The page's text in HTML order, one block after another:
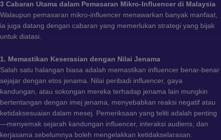
3 Cabaran Utama dalam Pemasaran Mikro-Influencer di Malaysia
Walaupun pemasaran mikro-influencer menawarkan banyak manfaat,
ia juga datang dengan cabaran yang memerlukan strategi yang bijak
untuk diatasi.
1. Memastikan Keserasian dengan Nilai Jenama
Salah satu halangan biasa adalah memastikan influencer benar-benar
sejajar dengan etos jenama. Nilai peribadi influencer, gaya
kandungan, atau sokongan mereka terhadap jenama lain mungkin
bertentangan dengan imej jenama, menyebabkan reaksi negatif atau
ketidaksesuaian dalam mesej. Pemeriksaan yang teliti adalah penting
—menyemak sejarah kandungan influencer, interaksi audiens, dan
kerjasama sebelumnya boleh mengelakkan ketidakselarasan.